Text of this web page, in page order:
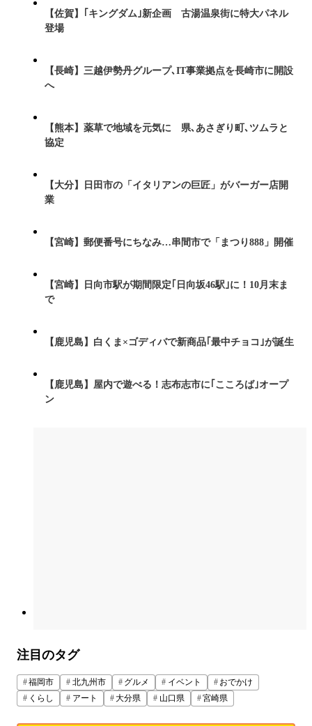
【佐賀】｢キングダム｣新企画 古湯温泉街に特大パネル
登場
【長崎】三越伊勢丹グループ､IT事業拠点を長崎市に開設
へ
【熊本】薬草で地域を元気に 県､あさぎり町､ツムラと
協定
【大分】日田市の「イタリアンの巨匠」がバーガー店開
業
【宮崎】郵便番号にちなみ…串間市で「まつり888」開催
【宮崎】日向市駅が期間限定｢日向坂46駅｣に！10月末ま
で
【鹿児島】白くま×ゴディバで新商品｢最中チョコ｣が誕生
【鹿児島】屋内で遊べる！志布志市に｢こころば｣オープ
ン
注目のタグ
福岡市 北九州市 グルメ イベント
おでかけ
くらし
アート 大分県 山口県 宮崎県